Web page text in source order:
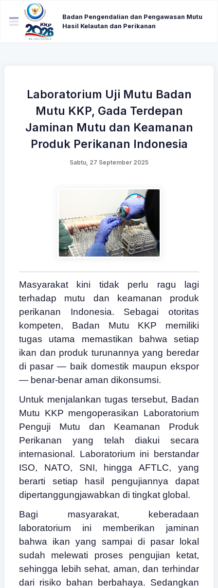
Badan Pengendalian dan Pengawasan Mutu
Hasil Kelautan dan Perikanan
Laboratorium Uji Mutu Badan
Mutu KKP, Gada Terdepan
Jaminan Mutu dan Keamanan
Produk Perikanan Indonesia
Sabtu, 27 September 2025
Masyarakat kini tidak perlu ragu lagi
terhadap mutu dan keamanan produk
perikanan Indonesia. Sebagai otoritas
kompeten, Badan Mutu KKP memiliki
tugas utama memastikan bahwa setiap
ikan dan produk turunannya yang beredar
di pasar — baik domestik maupun ekspor
— benar-benar aman dikonsumsi.
Untuk menjalankan tugas tersebut, Badan
Mutu KKP mengoperasikan Laboratorium
Penguji Mutu dan Keamanan Produk
Perikanan yang telah diakui secara
internasional. Laboratorium ini berstandar
ISO, NATO, SNI, hingga AFTLC, yang
berarti setiap hasil pengujiannya dapat
dipertanggungjawabkan di tingkat global.
Bagi masyarakat, keberadaan
laboratorium ini memberikan jaminan
bahwa ikan yang sampai di pasar lokal
sudah melewati proses pengujian ketat,
sehingga lebih sehat, aman, dan terhindar
dari risiko bahan berbahaya. Sedangkan